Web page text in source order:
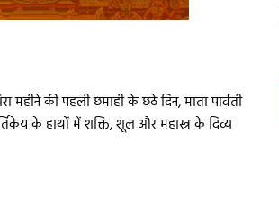
महीने की पहली छमाही के छठे दिन, माता पार्वती
के हाथों में शक्ति, शूल और महास्त्र के दिव्य